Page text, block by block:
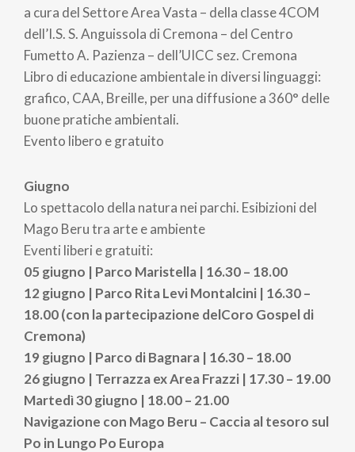
a cura del Settore Area Vasta – della classe 4COM
dell’I.S. S. Anguissola di Cremona – del Centro
Fumetto A. Pazienza – dell’UICC sez. Cremona
Libro di educazione ambientale in diversi linguaggi:
grafico, CAA, Breille, per una diffusione a 360° delle
buone pratiche ambientali.
Evento libero e gratuito
Giugno
Lo spettacolo della natura nei parchi. Esibizioni del
Mago Beru tra arte e ambiente
Eventi liberi e gratuiti:
05 giugno | Parco Maristella | 16.30 – 18.00
12 giugno | Parco Rita Levi Montalcini | 16.30 –
18.00 (con la partecipazione delCoro Gospel di
Cremona)
19 giugno | Parco di Bagnara | 16.30 – 18.00
26 giugno | Terrazza ex Area Frazzi | 17.30 – 19.00
Martedì 30 giugno | 18.00 – 21.00
Navigazione con Mago Beru – Caccia al tesoro sul
Po in Lungo Po Europa